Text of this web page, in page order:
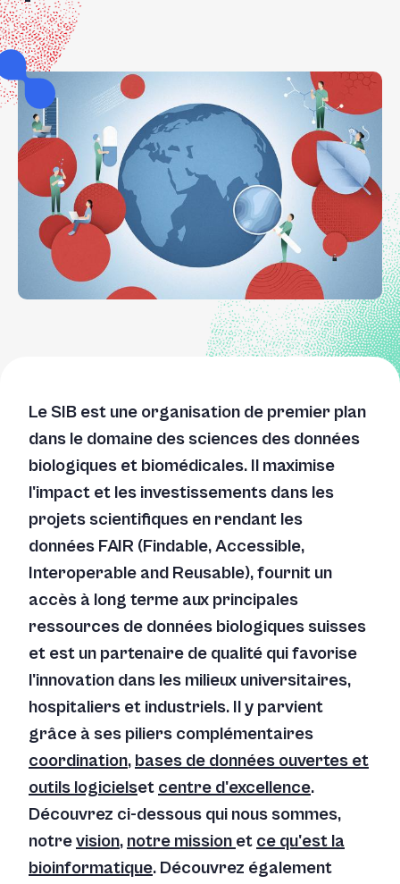
Le SIB est une organisation de premier plan
dans le domaine des sciences des données
biologiques et biomédicales. Il maximise
l'impact et les investissements dans les
projets scientifiques en rendant les
données FAIR (Findable, Accessible,
Interoperable and Reusable), fournit un
accès à long terme aux principales
ressources de données biologiques suisses
et est un partenaire de qualité qui favorise
l'innovation dans les milieux universitaires,
hospitaliers et industriels. Il y parvient
grâce à ses piliers complémentaires
coordination, bases de données ouvertes et
outils logicielset centre d'excellence.
Découvrez ci-dessous qui nous sommes,
notrevision, notre mission et ce qu'est la
bioinformatique. Découvrez également